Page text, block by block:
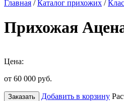
Главная /Каталог прихожих /
Прихожая
Цена:
от 60 000 руб.
Заказать Добавить в корзину